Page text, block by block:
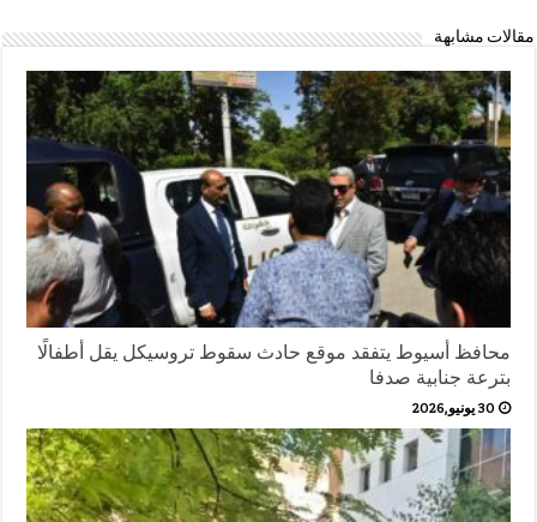
مقالات مشابهة
محافظ أسيوط يتفقد موقع حادث سقوط تروسيكل يقل أطفالًا
بترعة جنابية صدفا
30 يونيو,2026